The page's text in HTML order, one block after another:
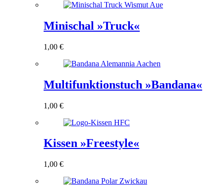
Minischal »Truck«
1,00 €
Multifunktionstuch »Bandana«
1,00 €
Kissen »Freestyle«
1,00 €